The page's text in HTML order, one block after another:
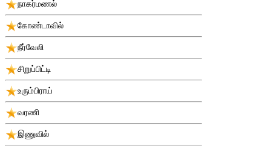
நாகர்மணல்
கோண்டாவில்
நீர்வேலி
சிறுப்பிட்டி
உரும்பிராய்
வரணி
இணுவில்